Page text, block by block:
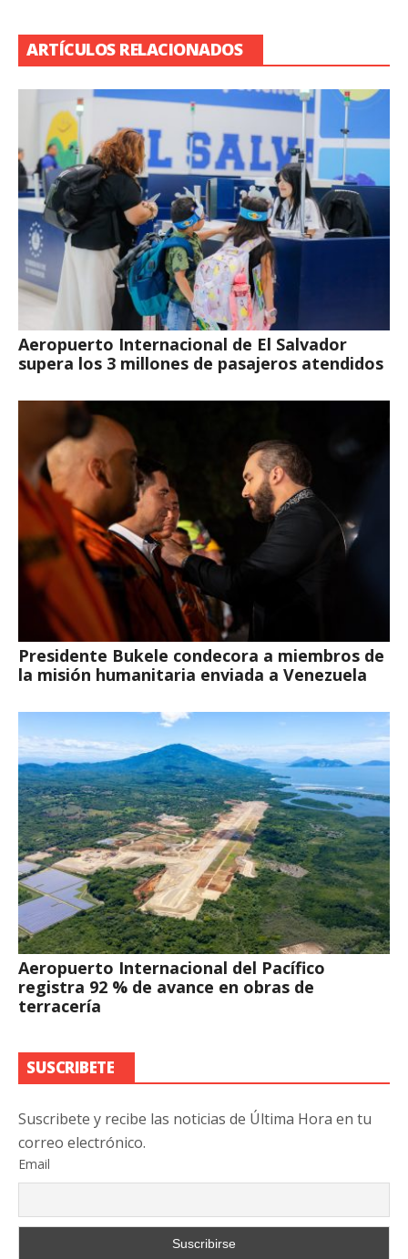
ARTÍCULOS RELACIONADOS
Aeropuerto Internacional de El Salvador
supera los 3 millones de pasajeros atendidos
Presidente Bukele condecora a miembros de
la misión humanitaria enviada a Venezuela
Aeropuerto Internacional del Pacífico
registra 92 % de avance en obras de
terracería
SUSCRIBETE
Suscribete y recibe las noticias de Última Hora en tu
correo electrónico.
Email